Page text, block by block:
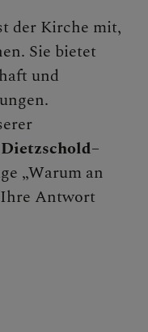
der Kirche mit,
Sie bietet
und
„Warum an
Antwort